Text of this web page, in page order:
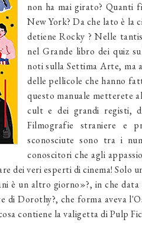
non ha mai girato? Quanti
New York? Da che lato è la
detiene Rocky ? Nelle
nel Grande libro dei quiz
noti sulla Settima Arte, ma
delle pellicole che hanno
questo manuale metterete
cult e dei grandi registi,
Filmografie straniere e
sconosciute sono tra i
conoscitori che agli
dei veri esperti di cinema! Solo
è un altro giorno»?, in che
di Dorothy?, che forma aveva
contiene la valigetta di Pulp